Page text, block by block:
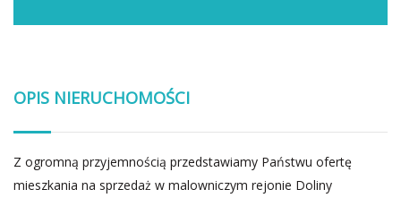
OPIS NIERUCHOMOŚCI
Z ogromną przyjemnością przedstawiamy Państwu ofertę
mieszkania na sprzedaż w malowniczym rejonie Doliny